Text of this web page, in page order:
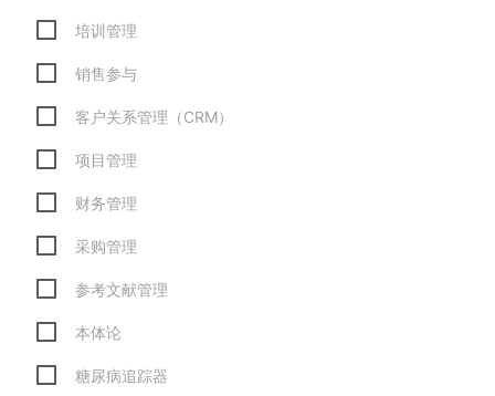
培训管理
销售参与
客户关系管理（CRM）
项目管理
财务管理
采购管理
参考文献管理
本体论
糖尿病追踪器